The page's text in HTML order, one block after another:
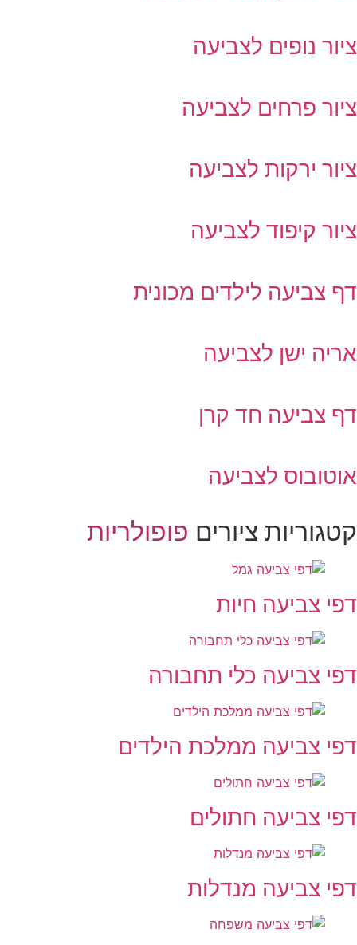
נופים לצביעה
פרחים לצביעה
ירקות לצביעה
קיפוד לצביעה
צביעה לילדים מכונית
ישן לצביעה
צביעה חד קרן
לצביעה
ציורים פופולריות
צביעה חיות
צביעה כלי תחבורה
צביעה ממלכת הילדים
צביעה חתולים
צביעה מנדלות